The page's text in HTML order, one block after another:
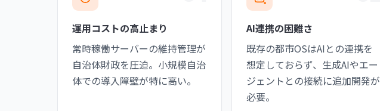
運用コストの高止まり
常時稼働サーバーの維持管理が
自治体財政を圧迫。小規模自治
体での導入障壁が特に高い。
AI連携の困難さ
既存の都市OSはAIとの連携を
想定しておらず、生成AIやエー
ジェントとの接続に追加開発が
必要。